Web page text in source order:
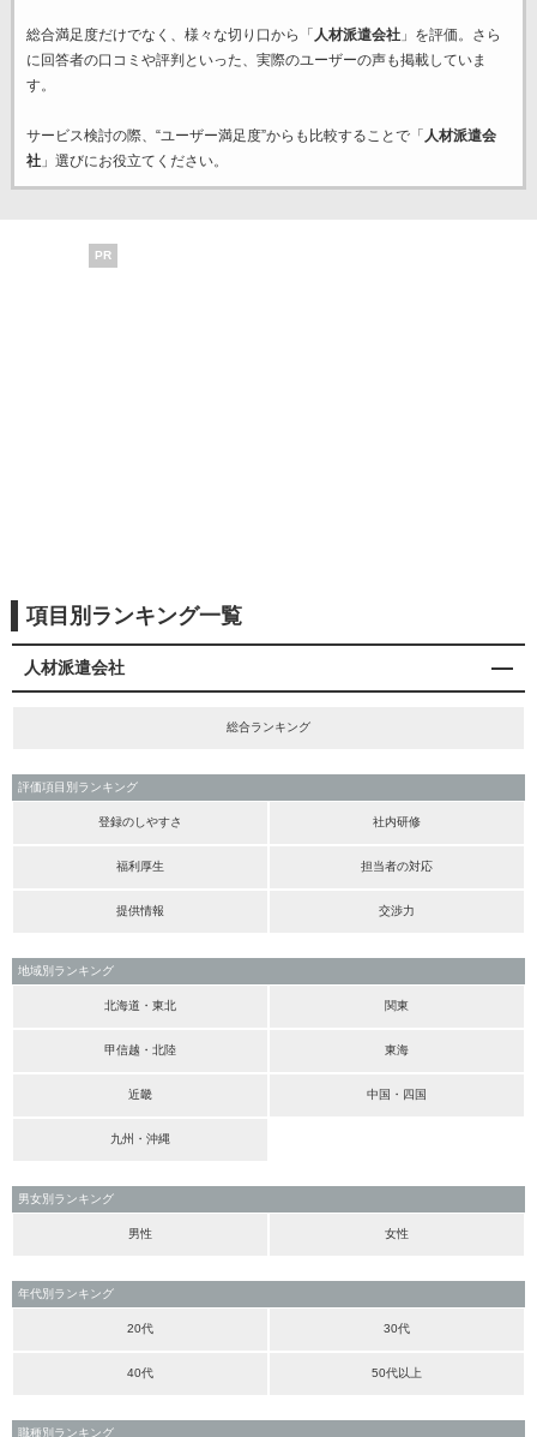
総合満足度だけでなく、様々な切り口から「 人材派遣会社」を評価。さら
に回答者の口コミや評判といった、実際のユーザーの声も掲載していま
す。
サービス検討の際、“ユーザー満足度”からも比較することで「 人材派遣会
社」選びにお役立てください。
PR
項目別ランキング一覧
人材派遣会社
総合ランキング
評価項目別ランキング
登録のしやすさ 社内研修
福利厚生 担当者の対応
提供情報 交渉力
地域別ランキング
北海道・東北 関東
甲信越・北陸 東海
近畿 中国・四国
九州・沖縄
男女別ランキング
男性 女性
年代別ランキング
20代 30代
40代 50代以上
職種別ランキング